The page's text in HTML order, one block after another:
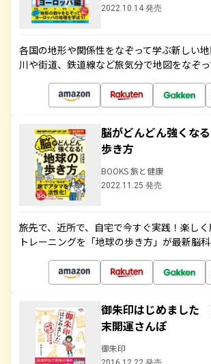
2022.10.14 発売
各国の地形や関係性をなぞって学ぶ新しい地
川や街道、鉄道線など旅気分で地図をなぞっ
脳がどんどん強くな
歩き方
BOOKS 旅と健康
2022.11.25 発売
旅先で、近所で、自宅で今すぐ実践！楽し
トレーニングを「地球の歩き方」が最新脳
御朱印はじめまし
末開運さんぽ
御朱印